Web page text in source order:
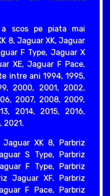
a scos pe piata mai
8, Jaguar XK, Jaguar
F Type, Jaguar X
XE, Jaguar F Pace,
intre ani 1994, 1995,
2000, 2001, 2002,
2007, 2008, 2009,
2014, 2015, 2016,
2021.
XK 8, Parbriz
S Type, Parbriz
F Type, Parbriz
Jaguar XF, Parbriz
F Pace, Parbriz